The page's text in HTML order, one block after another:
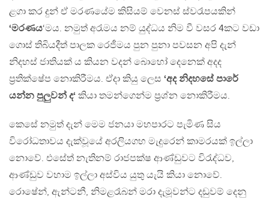
ළගා කර දුන් ඒ මරණයේම කිසියම් වෙනස් ස්වරෑපයකින්
‘මරණය‘මය. නමුත් අරැමය නම් යුද්ධය නිම වී වසර 4කට වඩා
ගොස් තිබියදීත් පාලක රෙජීමය පුන පුනා පවසන අපි දැන්
නිදහස් ජාතියක් ය කියන වදන් බොහෝ දෙනෙක් අදද
ප්‍රතික්ෂේප නොකිරීමය. ඒදා කියු ලෙස ‘අද නිදහසේ පාරේ
යන්න පුලුවන් ද‘ කියා තමන්ගෙන්ම ප්‍රශ්න නොකිරීමය.
කෙසේ නමුත් දැන් මෙම ජනයා මහපාරට පැමිණ සිය
විරෝධතාවය දැක්වූයේ අරලියගහ මැදුරෙන් කාමරයක් ඉල්ලා
නොවේ. එසේත් නැතිනම් රාජපක්ෂ ආණ්ඩුවට විරැද්ධව,
ආණ්ඩුව වහාම ඉල්ලා අස්විය යුතු යැයි කියා නොවේ.
රොෂේන්, ඇන්ටනී, නිමළරෑබන් මරා දැමූවන්ට දඩුවම් දෙනු